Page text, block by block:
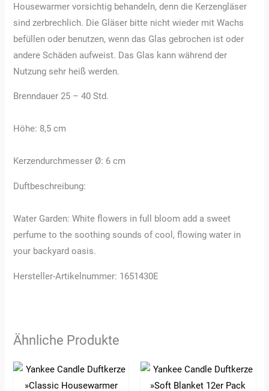
Housewarmer vorsichtig behandeln, denn die Kerzengläser
sind zerbrechlich. Die Gläser bitte nicht wieder mit Wachs
befüllen oder benutzen, wenn das Glas gebrochen ist oder
andere Schäden aufweist. Das Glas kann während der
Nutzung sehr heiß werden.
Brenndauer 25 – 40 Std.
Höhe: 8,5 cm
Kerzendurchmesser Ø: 6 cm
Duftbeschreibung:
Water Garden: White flowers in full bloom add a sweet
perfume to the soothing sounds of cool, flowing water in
your backyard oasis.
Hersteller-Artikelnummer: 1651430E
Ähnliche Produkte